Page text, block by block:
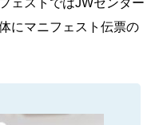
ェストではJWセンター
にマニフェスト伝票の